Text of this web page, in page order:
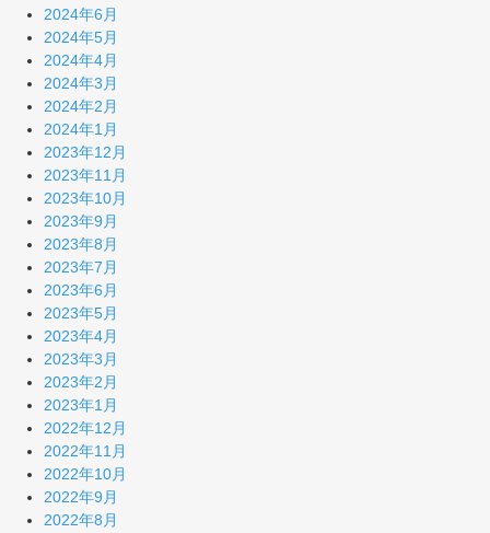
2024年6月
2024年5月
2024年4月
2024年3月
2024年2月
2024年1月
2023年12月
2023年11月
2023年10月
2023年9月
2023年8月
2023年7月
2023年6月
2023年5月
2023年4月
2023年3月
2023年2月
2023年1月
2022年12月
2022年11月
2022年10月
2022年9月
2022年8月